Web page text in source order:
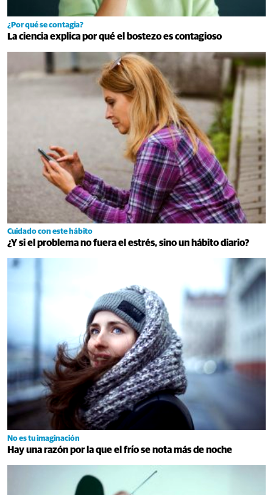
¿Por qué se contagia?
La ciencia explica por qué el bostezo es contagioso
Cuidado con este hábito
¿Y si el problema no fuera el estrés, sino un hábito diario?
No es tu imaginación
Hay una razón por la que el frío se nota más de noche